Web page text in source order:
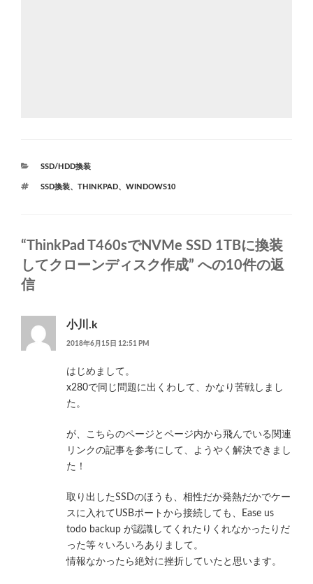
カ
ゴ
SSD/HDD換装
タ
SSD換装、 THINKPAD、 WINDOWS10
“ThinkPad T460sでNVMe SSD 1TBに換装
してクローンディスク作成” への10件の返
信
小川.k
2018年6月15日 12:51 PM
はじめまして。
x280で同じ問題に出くわして、かなり苦戦しまし
た。
が、こちらのページとページ内から飛んでいる関連
リンクの記事を参考にして、ようやく解決できまし
た！
取り出したSSDのほうも、相性だか発熱だかでケー
スに入れてUSBポートから接続しても、Ease us
todo backup が認識してくれたりくれなかったりだ
った等々いろいろありまして。
情報なかったら絶対に挫折していたと思います。